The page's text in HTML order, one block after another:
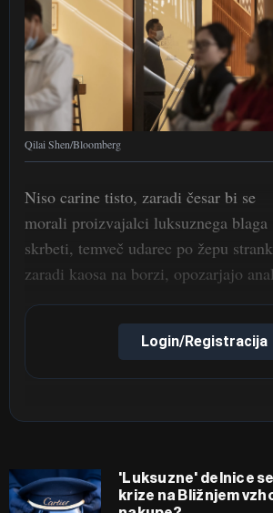
Qilai Shen/Bloomberg
Niso carine tisto, zaradi česar bi se
morali proizvajalci luksuznega blaga
skrbeti, temveč udarec po žepu strank
zaradi kaosa na borzi, opozarjajo
Login/Registracija
'Luksuzne' delnice
krize na Bližnjem